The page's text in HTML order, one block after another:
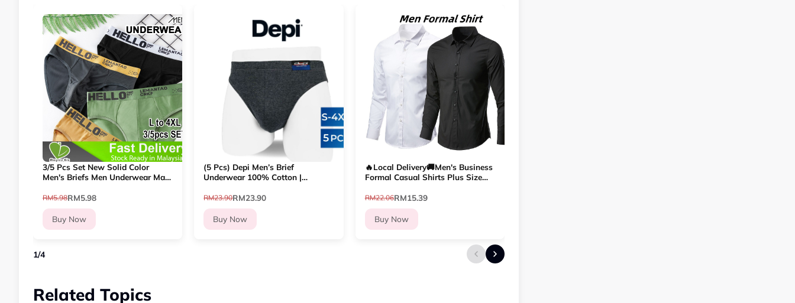
3/5 Pcs Set New Solid Color
Men's Briefs Men Underwear Male
Panties Seluar Dalam Lelaki
RM5.98RM5.98
Buy Now
(5 Pcs) Depi Men’s Brief
Underwear 100% Cotton |
Breathable | 1BB1501
RM23.90RM23.90
Buy Now
🔥Local Delivery🚚Men's Business
Formal Casual Shirts Plus Size
Shirt Kemeja Lelaki
RM22.06RM15.39
Buy Now
1/4
Related Topics